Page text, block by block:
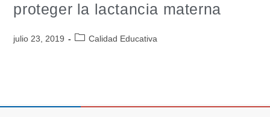
proteger la lactancia materna
julio 23, 2019 Calidad Educativa